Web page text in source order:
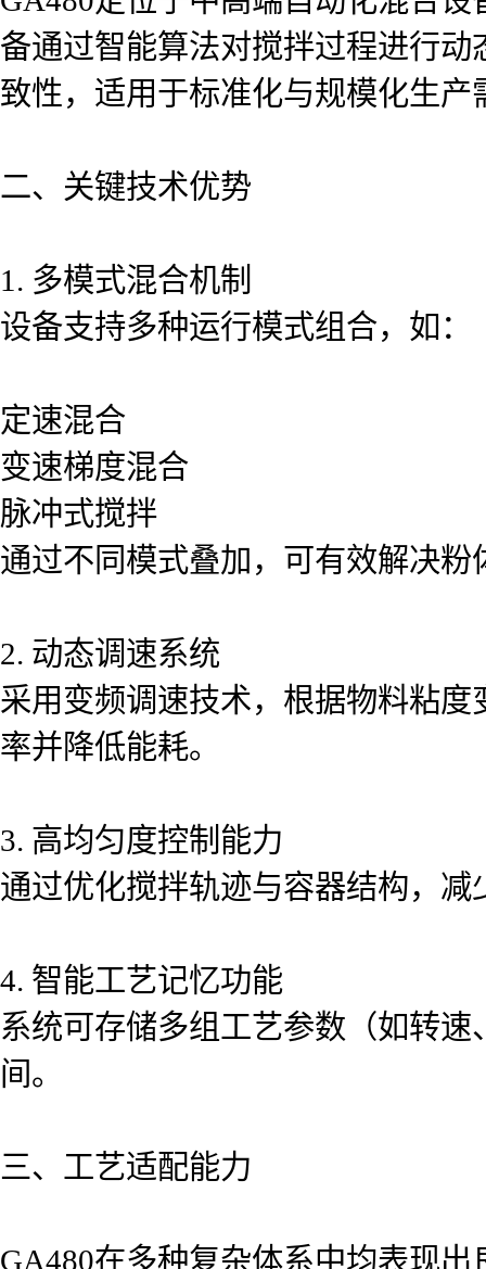
备通过智能算法对搅拌过程进行
致性，适用于标准化与规模化生产
二、关键技术优势
1. 多模式混合机制
设备支持多种运行模式组合，如：
定速混合
变速梯度混合
脉冲式搅拌
通过不同模式叠加，可有效解决
2. 动态调速系统
采用变频调速技术，根据物料粘
率并降低能耗。
3. 高均匀度控制能力
通过优化搅拌轨迹与容器结构，
4. 智能工艺记忆功能
系统可存储多组工艺参数（如转
间。
三、工艺适配能力
GA480在多种复杂体系中均表现出